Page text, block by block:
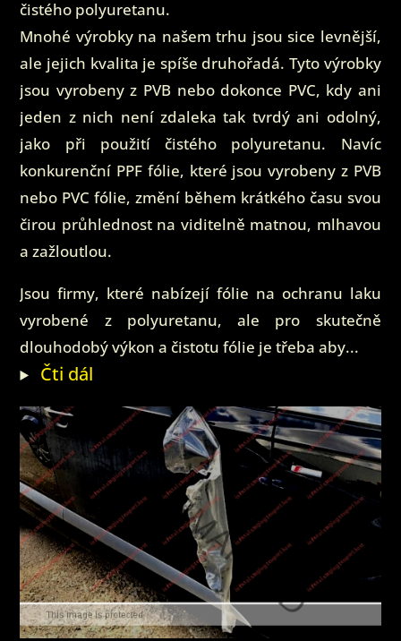
čistého polyuretanu.
Mnohé výrobky na našem trhu jsou sice levnější,
ale jejich kvalita je spíše druhořadá. Tyto výrobky
jsou vyrobeny z PVB nebo dokonce PVC, kdy ani
jeden z nich není zdaleka tak tvrdý ani odolný,
jako při použití čistého polyuretanu. Navíc
konkurenční PPF fólie, které jsou vyrobeny z PVB
nebo PVC fólie, změní během krátkého času svou
čirou průhlednost na viditelně matnou, mlhavou
a zažloutlou.
Jsou firmy, které nabízejí fólie na ochranu laku
vyrobené z polyuretanu, ale pro skutečně
dlouhodobý výkon a čistotu fólie je třeba aby...
Čti dál